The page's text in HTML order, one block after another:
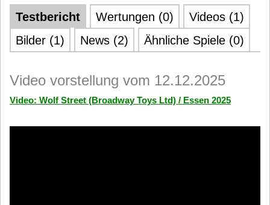
Testbericht Wertungen (0)
Videos (1)
Bilder (1)
News (2) Ähnliche Spiele (0)
Video vorstellung vom 12.12.2025
Video: Wolf Street (Broadway Toys Ltd) / Essen 2025